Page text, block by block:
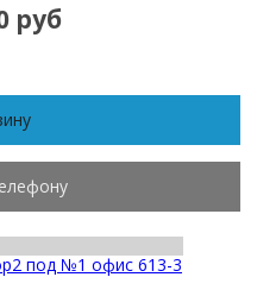
руб
под №1 офис 613-3